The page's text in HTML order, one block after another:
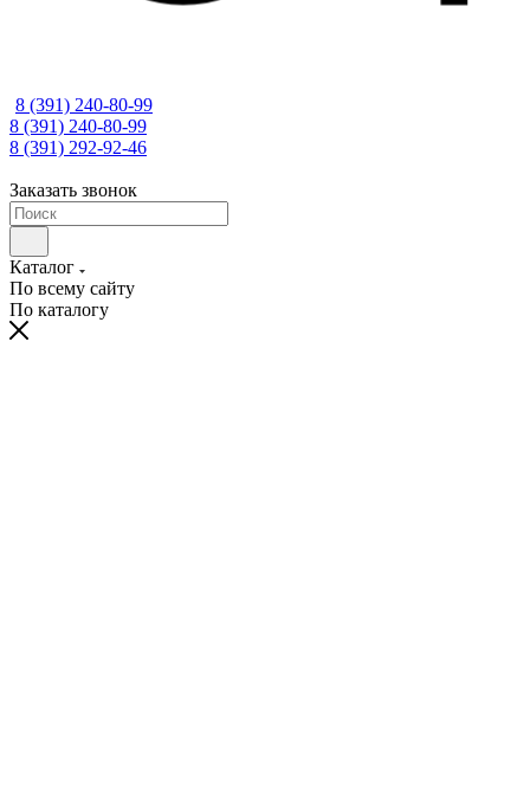
8 (391) 240-80-99
8 (391) 240-80-99
8 (391) 292-92-46
Заказать звонок
Каталог
По всему сайту
По каталогу